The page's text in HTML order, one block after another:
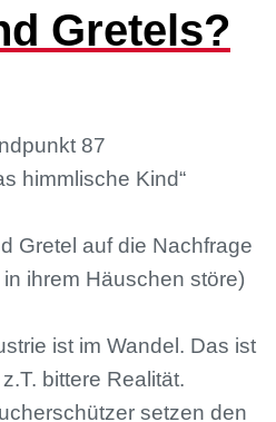
Gretels?
himmlische Kind“
Gretel auf die Nachfrage
ihrem Häuschen störe)
ist im Wandel. Das ist
bittere Realität.
setzen den